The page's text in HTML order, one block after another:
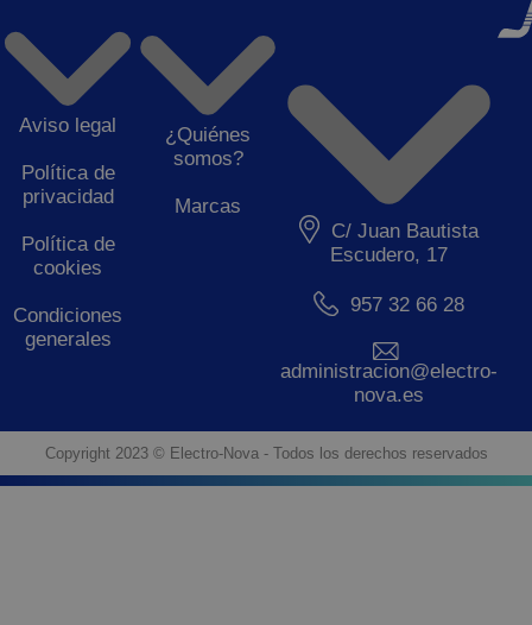
Aviso legal
Política de
privacidad
Política de
cookies
Condiciones
generales
¿Quiénes
somos?
Marcas
C/ Juan Bautista
Escudero, 17
957 32 66 28
administracion@electro-
nova.es
Copyright 2023 © Electro-Nova - Todos los derechos reservados